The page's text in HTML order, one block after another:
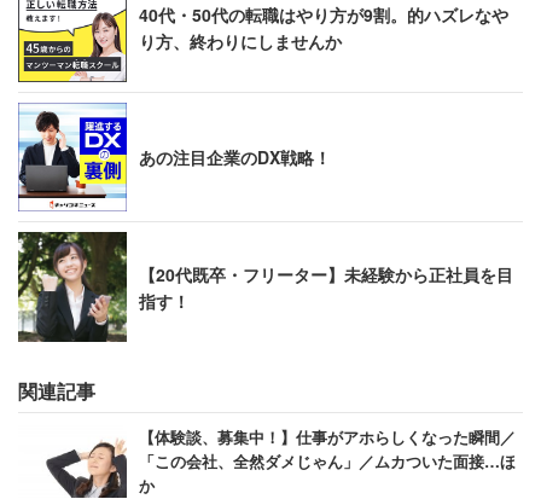
40代・50代の転職はやり方が9割。的ハズレなや
り方、終わりにしませんか
あの注目企業のDX戦略！
【20代既卒・フリーター】未経験から正社員を目
指す！
関連記事
【体験談、募集中！】仕事がアホらしくなった瞬間／
「この会社、全然ダメじゃん」／ムカついた面接…ほ
か